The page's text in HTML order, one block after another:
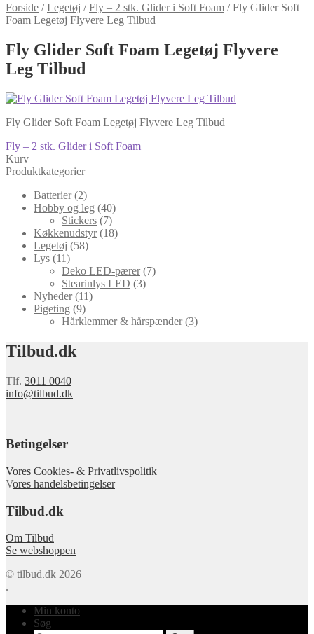
Forside /Legetøj /Fly – 2 stk. Glider i Soft Foam /Fly Glider Soft
Foam Legetøj Flyvere Leg Tilbud
Fly Glider Soft Foam Legetøj Flyvere
Leg Tilbud
Fly Glider Soft Foam Legetøj Flyvere Leg Tilbud
Indlægsnavigation
Forrige
indlæg:
Fly – 2 stk. Glider i Soft Foam
Kurv
Produktkategorier
Batterier (2)
Hobby og leg (40)
Stickers (7)
Køkkenudstyr (18)
Legetøj (58)
Lys (11)
Deko LED-pærer (7)
Stearinlys LED (3)
Nyheder (11)
Pigeting (9)
Hårklemmer & hårspænder (3)
Tilbud.dk
Tlf. 3011 0040
info@tilbud.dk
Betingelser
Vores Cookies- & Privatlivspolitik
Vores handelsbetingelser
Tilbud.dk
Om Tilbud
Se webshoppen
© tilbud.dk 2026
.
Min konto
Søg